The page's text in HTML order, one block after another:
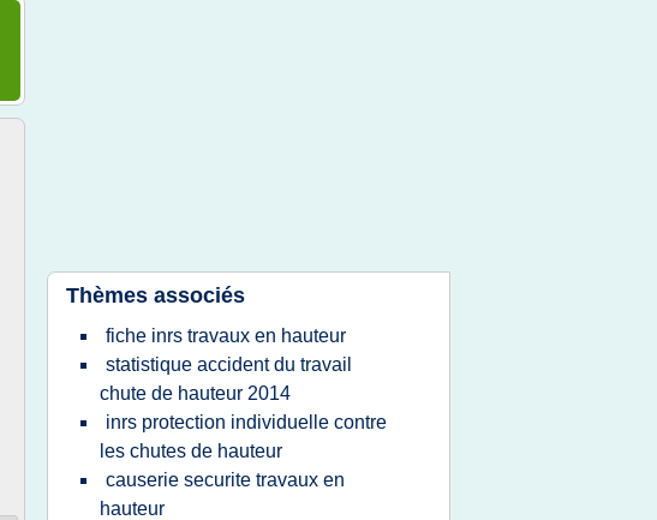
Thèmes associés
fiche inrs travaux en hauteur
statistique accident du travail
chute de hauteur 2014
inrs protection individuelle contre
les chutes de hauteur
causerie securite travaux en
hauteur